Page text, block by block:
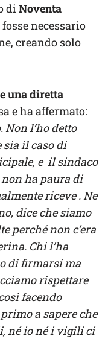
di Noventa
necessario
creando solo
una diretta
e ha affermato:
Non l’ho detto
sia il caso di
e il sindaco
ha paura di
riceve . Ne
dice che siamo
perché non c’era
Chi l’ha
di firmarsi ma
rispettare
facendo
a sapere che
né io né i vigili ci